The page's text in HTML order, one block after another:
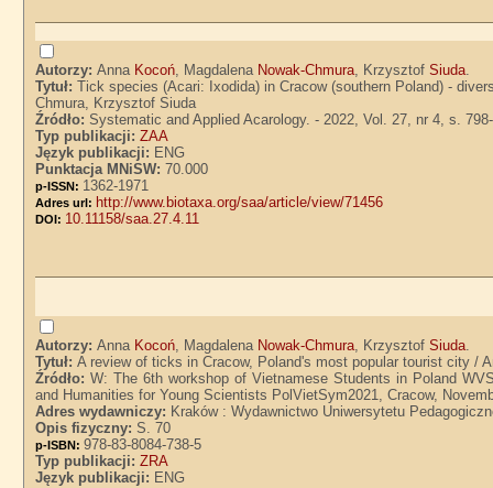
Autorzy:Anna Kocoń, Magdalena Nowak-Chmura, KrzysztofSiuda.
Tytuł:Tick species (Acari: Ixodida) in Cracow (southern Poland) -
Chmura, Krzysztof Siuda
Źródło:Systematic and Applied Acarology. - 2022, Vol. 27, nr 4, s.
Typ publikacji:ZAA
Język publikacji: ENG
Punktacja MNiSW:70.000
p-ISSN: 1362-1971
Adres url: http://www.biotaxa.org/saa/article/view/71456
DOI: 10.11158/saa.27.4.11
Autorzy:Anna Kocoń, Magdalena Nowak-Chmura, KrzysztofSiuda.
Tytuł:A review of ticks in Cracow, Poland's most popular tourist city /
Źródło:W: The 6th workshop of Vietnamese Students in Poland
and Humanities for Young Scientists PolVietSym2021, Cracow,
Adres wydawniczy: Kraków : Wydawnictwo Uniwersytetu
Opis fizyczny:S. 70
p-ISBN:978-83-8084-738-5
Typ publikacji:ZRA
Język publikacji: ENG